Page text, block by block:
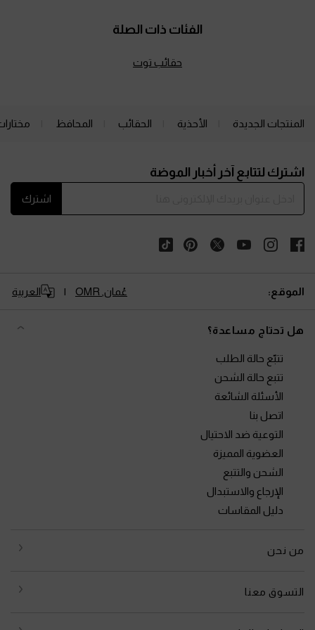
الفئات ذات الصلة
حقائب توت
المنتجات الجديدة الأحذية الحقائب المحافظ
اشترك لتتابع آخر أخبار الموضة
اشترك
الموقع: عُمان, OMR العربية
هل تحتاج مساعدة؟
تتبّع حالة الطلب
تتبع حالة الشحن
الأسئلة الشائعة
اتصل بنا
التوعية ضد الاحتيال
العضوية المميزة
الشحن والتتبع
الإرجاع والاستبدال
دليل المقاسات
من نحن
التسوق معنا